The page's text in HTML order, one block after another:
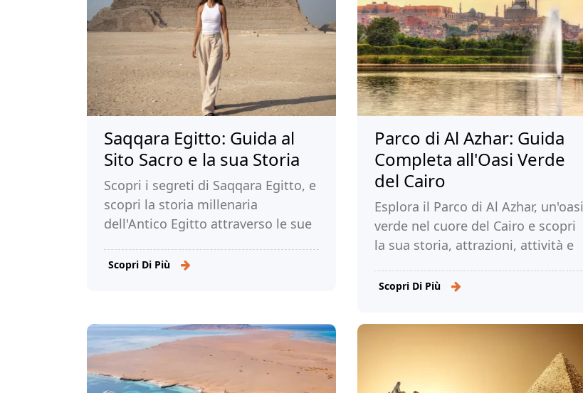
Saqqara Egitto: Guida al
Sito Sacro e la sua Storia
Scopri i segreti di Saqqara Egitto, e
scopri la storia millenaria
dell'Antico Egitto attraverso le sue
Leggi di più!
Scopri Di Più
Parco di Al Azhar: Guida
Completa all'Oasi Verde
del Cairo
Esplora il Parco di Al Azhar, un'oasi
verde nel cuore del Cairo e scopri
la sua storia, attrazioni, attività e
indimenticabile. Leggi!
Scopri Di Più